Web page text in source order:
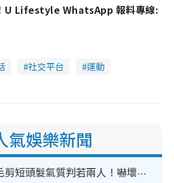
U Lifestyle WhatsApp 報料專線:
社交平台
運動
氣娛樂新聞
簡淑兒染金毛剪短頭髮氣質判若兩人！嚇壞老公麥大力都認唔出：「你做咩事？」